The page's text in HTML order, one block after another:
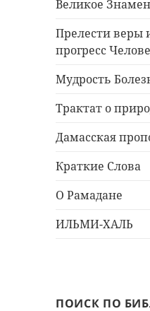
Великое
Прелести веры
прогресс
Мудрость
Трактат о
Дамасская
Краткие Слова
О Рамадане
ИЛЬМИ-ХАЛЬ
ПОИСК ПО